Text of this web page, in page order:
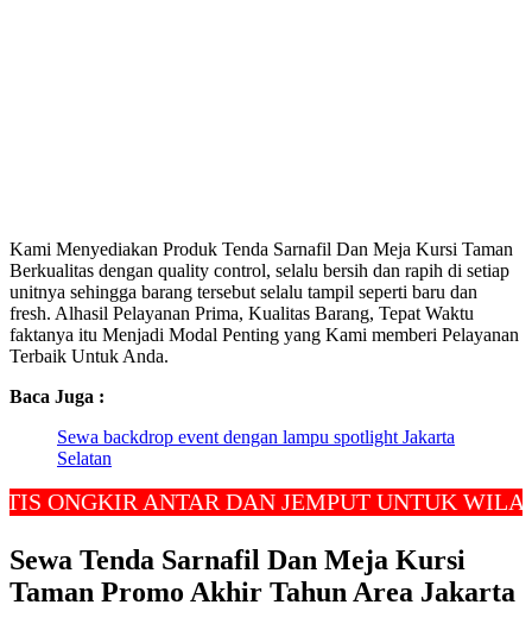
Kami Menyediakan Produk Tenda Sarnafil Dan Meja Kursi Taman
Berkualitas dengan quality control, selalu bersih dan rapih di setiap
unitnya sehingga barang tersebut selalu tampil seperti baru dan
fresh. Alhasil Pelayanan Prima, Kualitas Barang, Tepat Waktu
faktanya itu Menjadi Modal Penting yang Kami memberi Pelayanan
Terbaik Untuk Anda.
Baca Juga :
Sewa backdrop event dengan lampu spotlight Jakarta
Selatan
ANTAR DAN JEMPUT UNTUK WILAYAH
Sewa Tenda Sarnafil Dan Meja Kursi
Taman Promo Akhir Tahun Area Jakarta